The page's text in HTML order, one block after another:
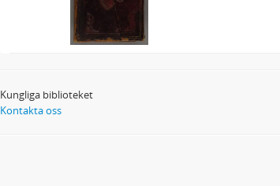
Kungliga biblioteket
Kontakta oss